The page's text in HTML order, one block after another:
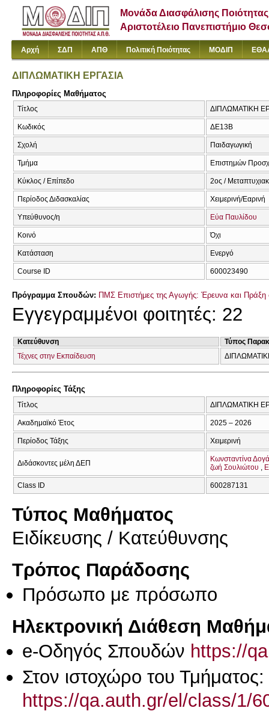
Μονάδα Διασφάλισης Ποιότητας
Αριστοτέλειο Πανεπιστήμιο
Αρχή ΣΔΠ ΑΠΘ Πολιτική Ποιότητας ΜΟΔΙΠ
ΔΙΠΛΩΜΑΤΙΚΗ ΕΡΓΑΣΙΑ
Πληροφορίες Μαθήματος
Τίτλος ΔΙΠΛΩΜΑΤΙΚΗ
Κωδικός ΔΕ13Β
Σχολή Παιδαγωγική
Τμήμα Επιστημών
Κύκλος / Επίπεδο 2ος /
Περίοδος Διδασκαλίας Χειμερινή/Εαρινή
Υπεύθυνος/η Εύα Παυλίδου
Κοινό Όχι
Κατάσταση Ενεργό
Course ID 600023490
Πρόγραμμα Σπουδών: ΠΜΣ Επιστήμες της Αγωγής: Έρευνα και
Εγγεγραμμένοι φοιτητές: 22
Κατεύθυνση
Τύπος
Τέχνες στην Εκπαίδευση
Πληροφορίες Τάξης
Τίτλος ΔΙΠΛΩΜΑΤΙΚΗ
Ακαδημαϊκό Έτος 2025 – 2026
Περίοδος Τάξης Χειμερινή
Διδάσκοντες μέλη ΔΕΠ
Κωνσταντίνα
ζωή Σουλιώτου
Class ID 600287131
Τύπος Μαθήματος
Eιδίκευσης / Kατεύθυνσης
Τρόπος Παράδοσης
Πρόσωπο με πρόσωπο
Ηλεκτρονική Διάθεση
e-Οδηγός Σπουδών https://
Στον ιστοχώρο του Τμήματος:
https://qa.auth.gr/el/class/1/